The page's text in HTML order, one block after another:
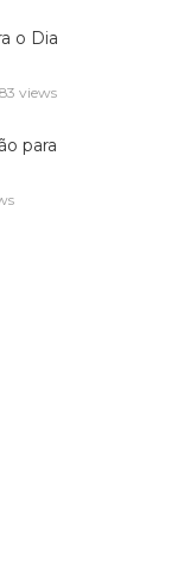
o Dia
views
para